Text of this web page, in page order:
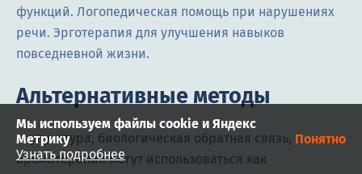
функций. Логопедическая помощь при нарушениях
речи. Эрготерапия для улучшения навыков
повседневной жизни.
Альтернативные методы
Акупунктура, биологическая обратная связь,
ароматерапия могут использоваться как
Мы используем файлы cookie и Яндекс
Метрику
Узнать подробнее
Понятно